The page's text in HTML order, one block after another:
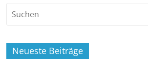
Neueste Beiträge